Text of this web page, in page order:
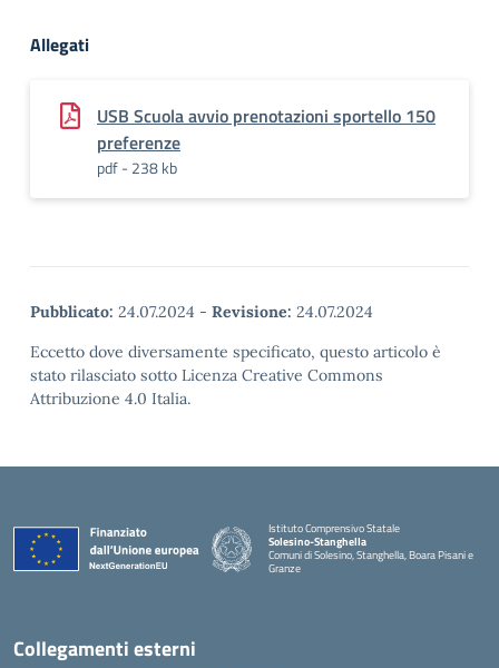
Allegati
USB Scuola avvio prenotazioni sportello 150
preferenze
pdf - 238 kb
Pubblicato: 24.07.2024 - Revisione: 24.07.2024
Eccetto dove diversamente specificato, questo articolo è
stato rilasciato sotto Licenza Creative Commons
Attribuzione 4.0 Italia.
Istituto Comprensivo Statale
Solesino-Stanghella
Comuni di Solesino, Stanghella, Boara Pisani e
Granze
Collegamenti esterni